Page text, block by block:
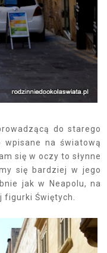
do starego
wpisane na światową
się w oczy to słynne
się bardziej w jego
jak w Neapolu, na
figurki Świętych.